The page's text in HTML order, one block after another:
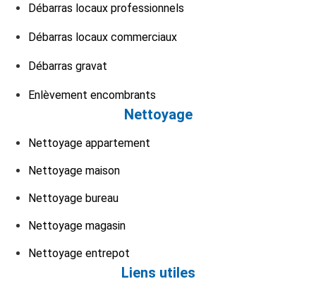
Débarras locaux professionnels
Débarras locaux commerciaux
Débarras gravat
Enlèvement encombrants
Nettoyage
Nettoyage appartement
Nettoyage maison
Nettoyage bureau
Nettoyage magasin
Nettoyage entrepot
Liens utiles